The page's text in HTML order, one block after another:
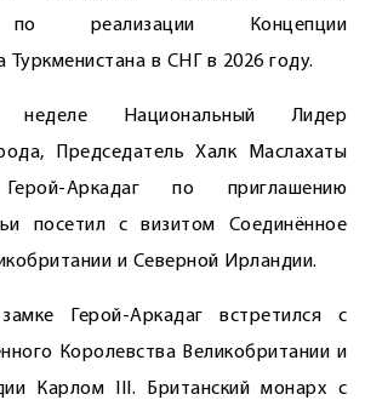
по реализации Концепции
Туркменистана в СНГ в 2026 году.
Национальный Лидер
Председатель Халк Маслахаты
Герой-Аркадаг по приглашению
посетил с визитом Соединённое
и Северной Ирландии.
Герой-Аркадаг встретился с
Королевства Великобритании и
Карлом III. Британский монарх с